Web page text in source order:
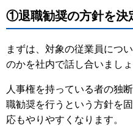
①退職勧奨の方針を決
まずは、対象の従業員につ
のかを社内で話し合いましょ
人事権を持っている者の独
職勧奨を行うという方針を
応もやりやすくなります。